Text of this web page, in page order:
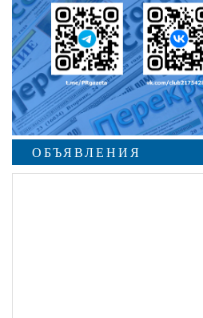
ОБЪЯВЛЕНИЯ